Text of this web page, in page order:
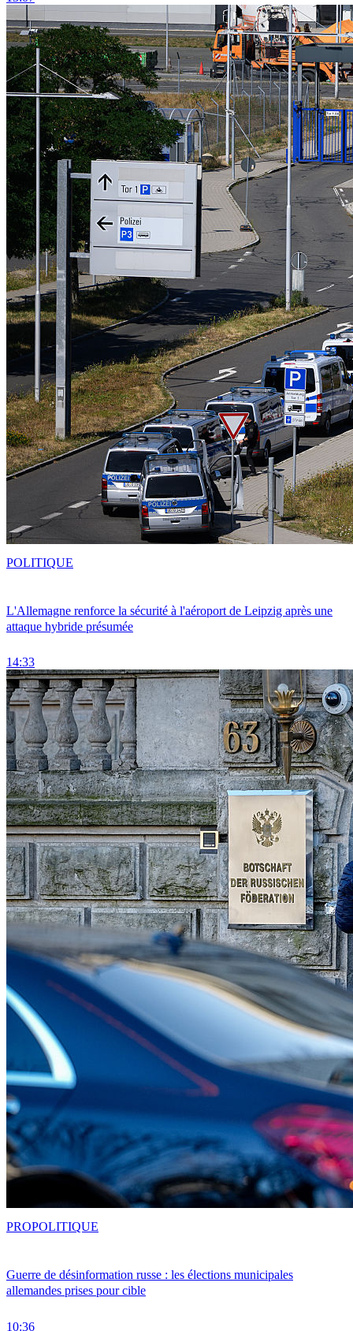
L'Allemagne renforce la sécurité à l'aéroport de Leipzig après une
attaque hybride présumée
14:33
POLITIQUE
Guerre de désinformation russe : les élections municipales
allemandes prises pour cible
10:36
PROPOLITIQUE